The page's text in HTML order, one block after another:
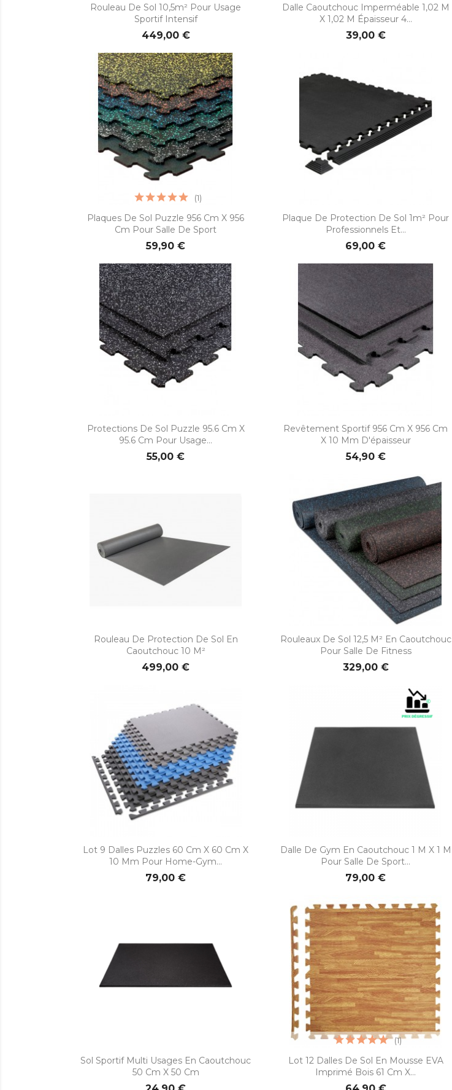
Rouleau De Sol 10,5m² Pour Usage
Sportif Intensif
449,00 €
 Aperçu rapide
Dalle Caoutchouc Imperméable 1,02 M
X 1,02 M Épaisseur 4...
39,00 €
Aperçu rapide
Plaques De Sol Puzzle 956 Cm X 956
Cm Pour Salle De Sport
59,90 €
(1)
Aperçu rapide
Plaque De Protection De Sol 1m² Pour
Professionnels Et...
69,00 €
 Aperçu rapide
Protections De Sol Puzzle 95.6 Cm X
95.6 Cm Pour Usage...
55,00 €
Aperçu rapide
Revêtement Sportif 956 Cm X 956 Cm
X 10 Mm D'épaisseur
54,90 €
Aperçu rapide
Rouleau De Protection De Sol En
Caoutchouc 10 M²
499,00 €
Aperçu rapide
Rouleaux De Sol 12,5 M² En Caoutchouc
Pour Salle De Fitness
329,00 €
Aperçu rapide
Lot 9 Dalles Puzzles 60 Cm X 60 Cm X
10 Mm Pour Home-Gym...
79,00 €
Aperçu rapide
Dalle De Gym En Caoutchouc 1 M X 1 M
Pour Salle De Sport...
79,00 €
Aperçu rapide
Sol Sportif Multi Usages En Caoutchouc
50 Cm X 50 Cm
 Aperçu rapide
Lot 12 Dalles De Sol En Mousse EVA
Imprimé Bois 61 Cm X...
(1)
Aperçu rapide